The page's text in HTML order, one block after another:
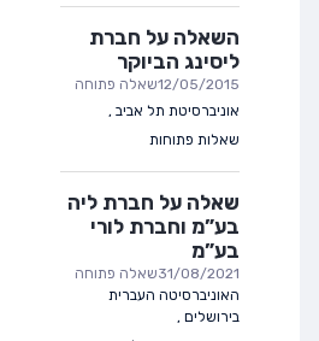
השאלה על חברת
ליסינג הביוקר
12/05/2015שאלה פתוחה
אוניברסיטת תל אביב ,
שאלות פתוחות
שאלה על חברת ליה
בע”מ וחברת לורי
בע”מ
31/08/2021שאלה פתוחה
האוניברסיטה העברית
בירושלים ,